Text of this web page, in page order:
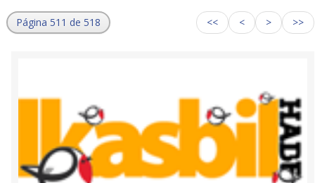
Página 511 de 518 << < > >>